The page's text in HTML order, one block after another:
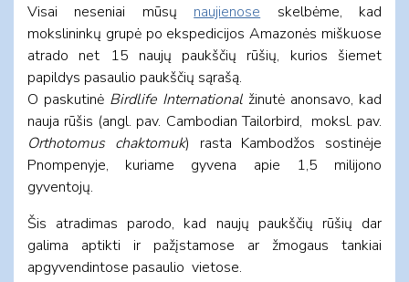
Visai neseniai mūsų naujienose skelbėme, kad
mokslininkų grupė po ekspedicijos Amazonės miškuose
atrado net 15 naujų paukščių rūšių, kurios šiemet
papildys pasaulio paukščių sąrašą.
O paskutinė Birdlife International žinutė anonsavo, kad
nauja rūšis (angl. pav. Cambodian Tailorbird, moksl. pav.
Orthotomus chaktomuk) rasta Kambodžos sostinėje
Pnompenyje, kuriame gyvena apie 1,5 milijono
gyventojų.
Šis atradimas parodo, kad naujų paukščių rūšių dar
galima aptikti ir pažįstamose ar žmogaus tankiai
apgyvendintose pasaulio vietose.